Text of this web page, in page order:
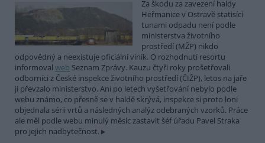
Za škodu za zavezení haldy
Heřmanice v Ostravě statisíci
tunami odpadu není podle
ministerstva životního
prostředí (MŽP) nikdo
odpovědný a neexistuje oficiální viník. O rozhodnutí resortu
informoval web Seznam Zprávy. Kauzu čtyři roky prošetřovali
odborníci z České inspekce životního prostředí (ČIŽP), letos na jaře
ji převzalo ministerstvo. Ani po letech vyšetřování nebylo podle
webu známo, co přesně se v haldě skrývá, inspekce si proto loni
objednala sérii vrtů a následných analýz odebraných vzorků. Práce
ale měl podle webu minulý měsíc zastavit šéf úřadu Pavel Straka
pro jejich nadbytečnost.